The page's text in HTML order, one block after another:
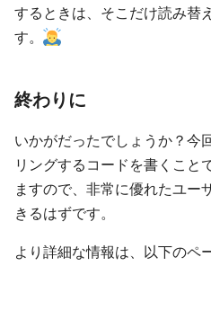
するときは、そこだけ読み替
す。
終わりに
いかがだったでしょうか？今
リングするコードを書くこと
ますので、非常に優れたユー
きるはずです。
より詳細な情報は、以下のペ